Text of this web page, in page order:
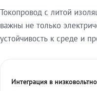
Токопровод с литой
важны не только
устойчивость к среде и
Интеграция в